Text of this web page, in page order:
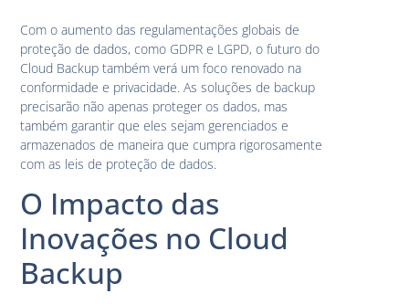
Com o aumento das regulamentações globais de
proteção de dados, como GDPR e LGPD, o futuro do
Cloud Backup também verá um foco renovado na
conformidade e privacidade. As soluções de backup
precisarão não apenas proteger os dados, mas
também garantir que eles sejam gerenciados e
armazenados de maneira que cumpra rigorosamente
com as leis de proteção de dados.
O Impacto das
Inovações no Cloud
Backup